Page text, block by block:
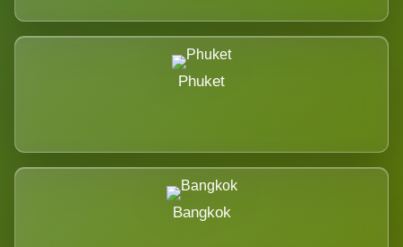
Phuket
Bangkok